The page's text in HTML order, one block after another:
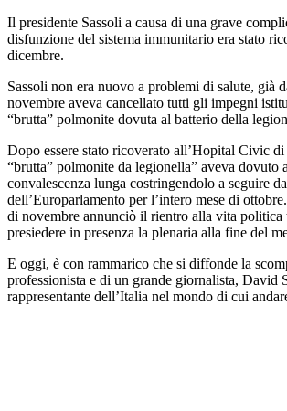
Il presidente Sassoli a causa di una grave
disfunzione del sistema immunitario era stato
dicembre.
Sassoli non era nuovo a problemi di salute, già
novembre aveva cancellato tutti gli impegni
“brutta” polmonite dovuta al batterio della
Dopo essere stato ricoverato all’Hopital Civic di
“brutta” polmonite da legionella” aveva dovuto
convalescenza lunga costringendolo a seguire
dell’Europarlamento per l’intero mese di
di novembre annunciò il rientro alla vita politica
presiedere in presenza la plenaria alla fine del
E oggi, è con rammarico che si diffonde la
professionista e di un grande giornalista, David
rappresentante dell’Italia nel mondo di cui